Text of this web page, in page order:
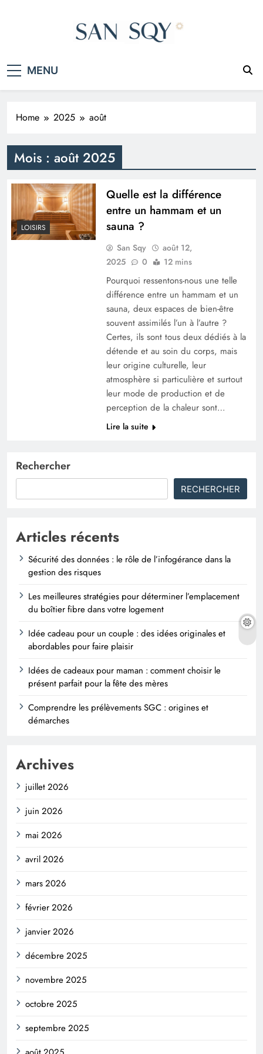
MENU
Home 2025 août
Mois : août 2025
LOISIRS
Quelle est la différence
entre un hammam et un
sauna ?
San Sqy
août 12,
2025
0 12 mins
Pourquoi ressentons-nous une telle
différence entre un hammam et un
sauna, deux espaces de bien-être
souvent assimilés l’un à l’autre ?
Certes, ils sont tous deux dédiés à la
détende et au soin du corps, mais
leur origine culturelle, leur
atmosphère si particulière et surtout
leur mode de production et de
perception de la chaleur sont…
Lire la suite
Rechercher
RECHERCHER
Articles récents
Sécurité des données : le rôle de l’infogérance dans la
gestion des risques
Les meilleures stratégies pour déterminer l’emplacement
du boîtier fibre dans votre logement
Idée cadeau pour un couple : des idées originales et
abordables pour faire plaisir
Idées de cadeaux pour maman : comment choisir le
présent parfait pour la fête des mères
Comprendre les prélèvements SGC : origines et
démarches
Archives
juillet 2026
juin 2026
mai 2026
avril 2026
mars 2026
février 2026
janvier 2026
décembre 2025
novembre 2025
octobre 2025
septembre 2025